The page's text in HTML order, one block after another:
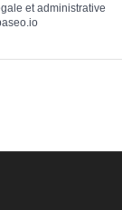
et administrative